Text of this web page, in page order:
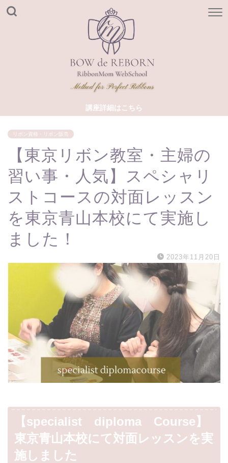
講座詳細はこちら
リボン資格・リボン販売
【東京リボン教室・主婦の
習い事・人気】スペシャリ
ストコースの対面レッスン
を東京青山本校にて実施し
ました！
2023年11月20日
【specialist diploma Course】
東京青山本校にて対面レッスンを実
施しました